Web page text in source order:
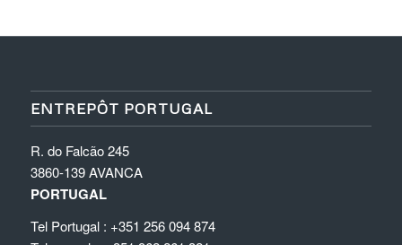
ENTREPÔT PORTUGAL
R. do Falcão 245
3860-139 AVANCA
PORTUGAL
Tel Portugal : +351 256 094 874